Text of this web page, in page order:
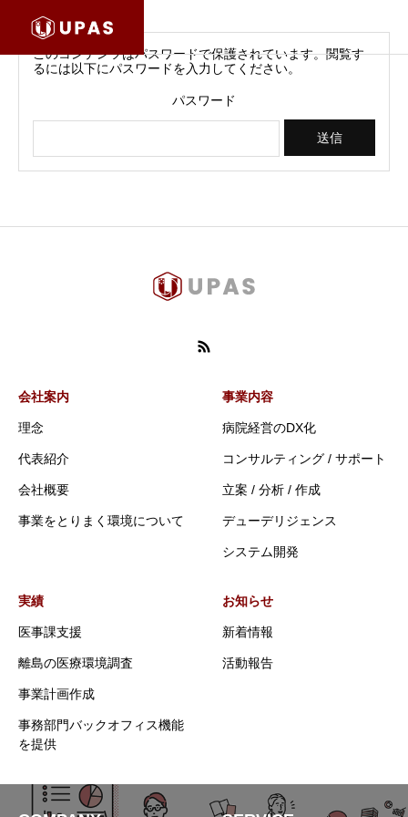
このコンテンツはパスワードで保護されています。閲覧す
るには以下にパスワードを入力してください。
パスワード
会社案内
理念
代表紹介
会社概要
事業をとりまく環境について
事業内容
病院経営のDX化
コンサルティング / サポート
立案 / 分析 / 作成
デューデリジェンス
システム開発
実績
医事課支援
離島の医療環境調査
事業計画作成
事務部門バックオフィス機能
を提供
お知らせ
新着情報
活動報告